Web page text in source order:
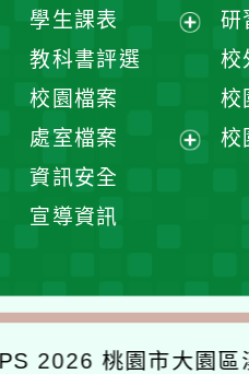
學生課表
單
教科書評選
校園檔案
處室檔案
資訊安全
宣導資訊
研
校
校
校
2026桃園市大園區